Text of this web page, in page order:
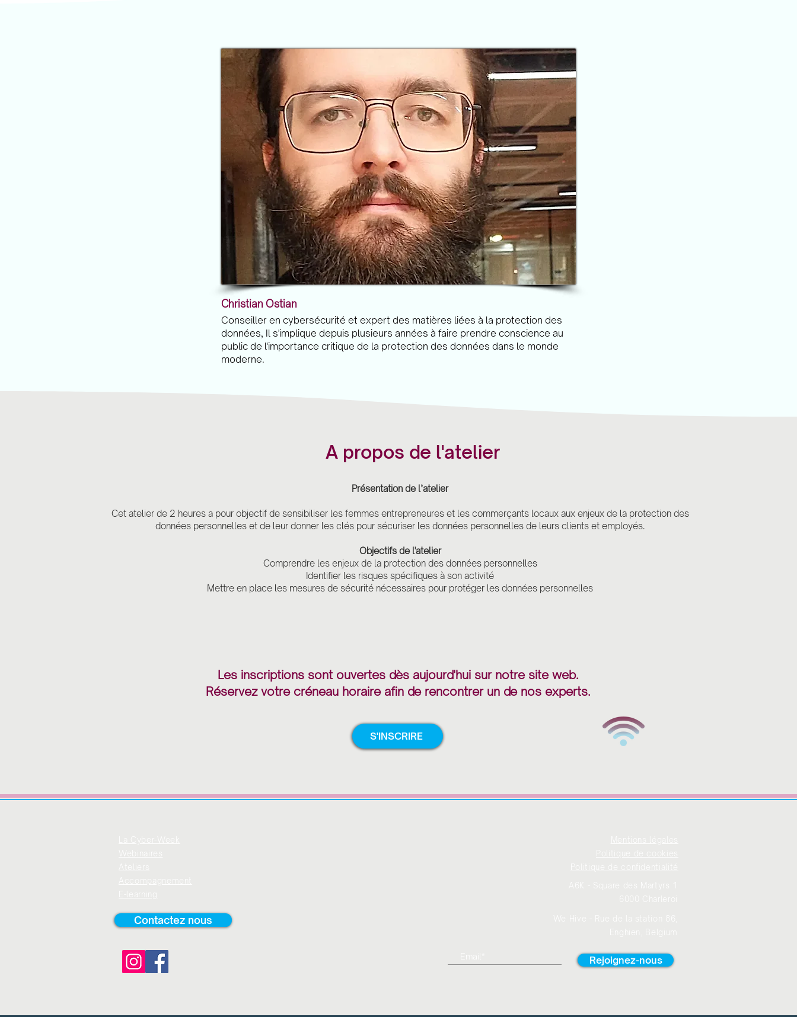
Christian Ostian
Conseiller en cybersécurité et expert des matières liées à la protection des
données, Il s'implique depuis plusieurs années à faire prendre conscience au
public de l'importance critique de la protection des données dans le monde
moderne.
A propos de l'atelier
Présentation de l’atelier
Cet atelier de 2 heures a pour objectif de sensibiliser les femmes entrepreneures et les commerçants locaux aux enjeux de la protection des
données personnelles et de leur donner les clés pour sécuriser les données personnelles de leurs clients et employés.
Objectifs de l'atelier
Comprendre les enjeux de la protection des données personnelles
Identifier les risques spécifiques à son activité
Mettre en place les mesures de sécurité nécessaires pour protéger les données personnelles
Les inscriptions sont ouvertes dès aujourd'hui sur notre site web.
Réservez votre créneau horaire afin de rencontrer un de nos experts.
S'INSCRIRE
Contactez nous
Rejoignez-nous